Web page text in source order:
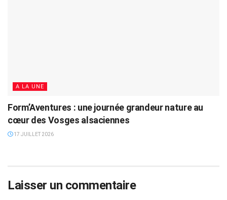
A LA UNE
Form’Aventures : une journée grandeur nature au
cœur des Vosges alsaciennes
17 JUILLET 2026
Laisser un commentaire